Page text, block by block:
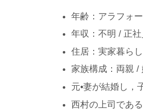
年齢：アラフォー
年収：不明 / 正
住居：実家暮らし
家族構成：両親 /
元•妻が結婚し，
西村の上司であ